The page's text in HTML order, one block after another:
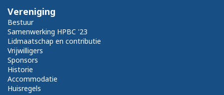
Vereniging
Bestuur
Samenwerking HPBC '23
Lidmaatschap en contributie
Vrijwilligers
Sponsors
Historie
Accommodatie
Huisregels